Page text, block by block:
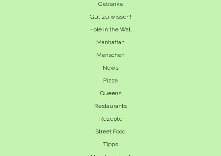
Getränke
Gut zu wissen!
Hole in the Wall
Manhattan
Menschen
News
Pizza
Queens
Restaurants
Rezepte
Street Food
Tipps